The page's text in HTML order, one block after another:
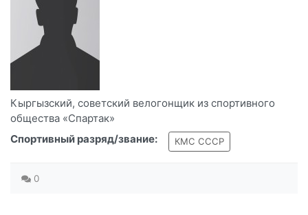
Кыргызский, советский велогонщик из спортивного
общества «Спартак»
Спортивный разряд/звание:
КМС СССР
0